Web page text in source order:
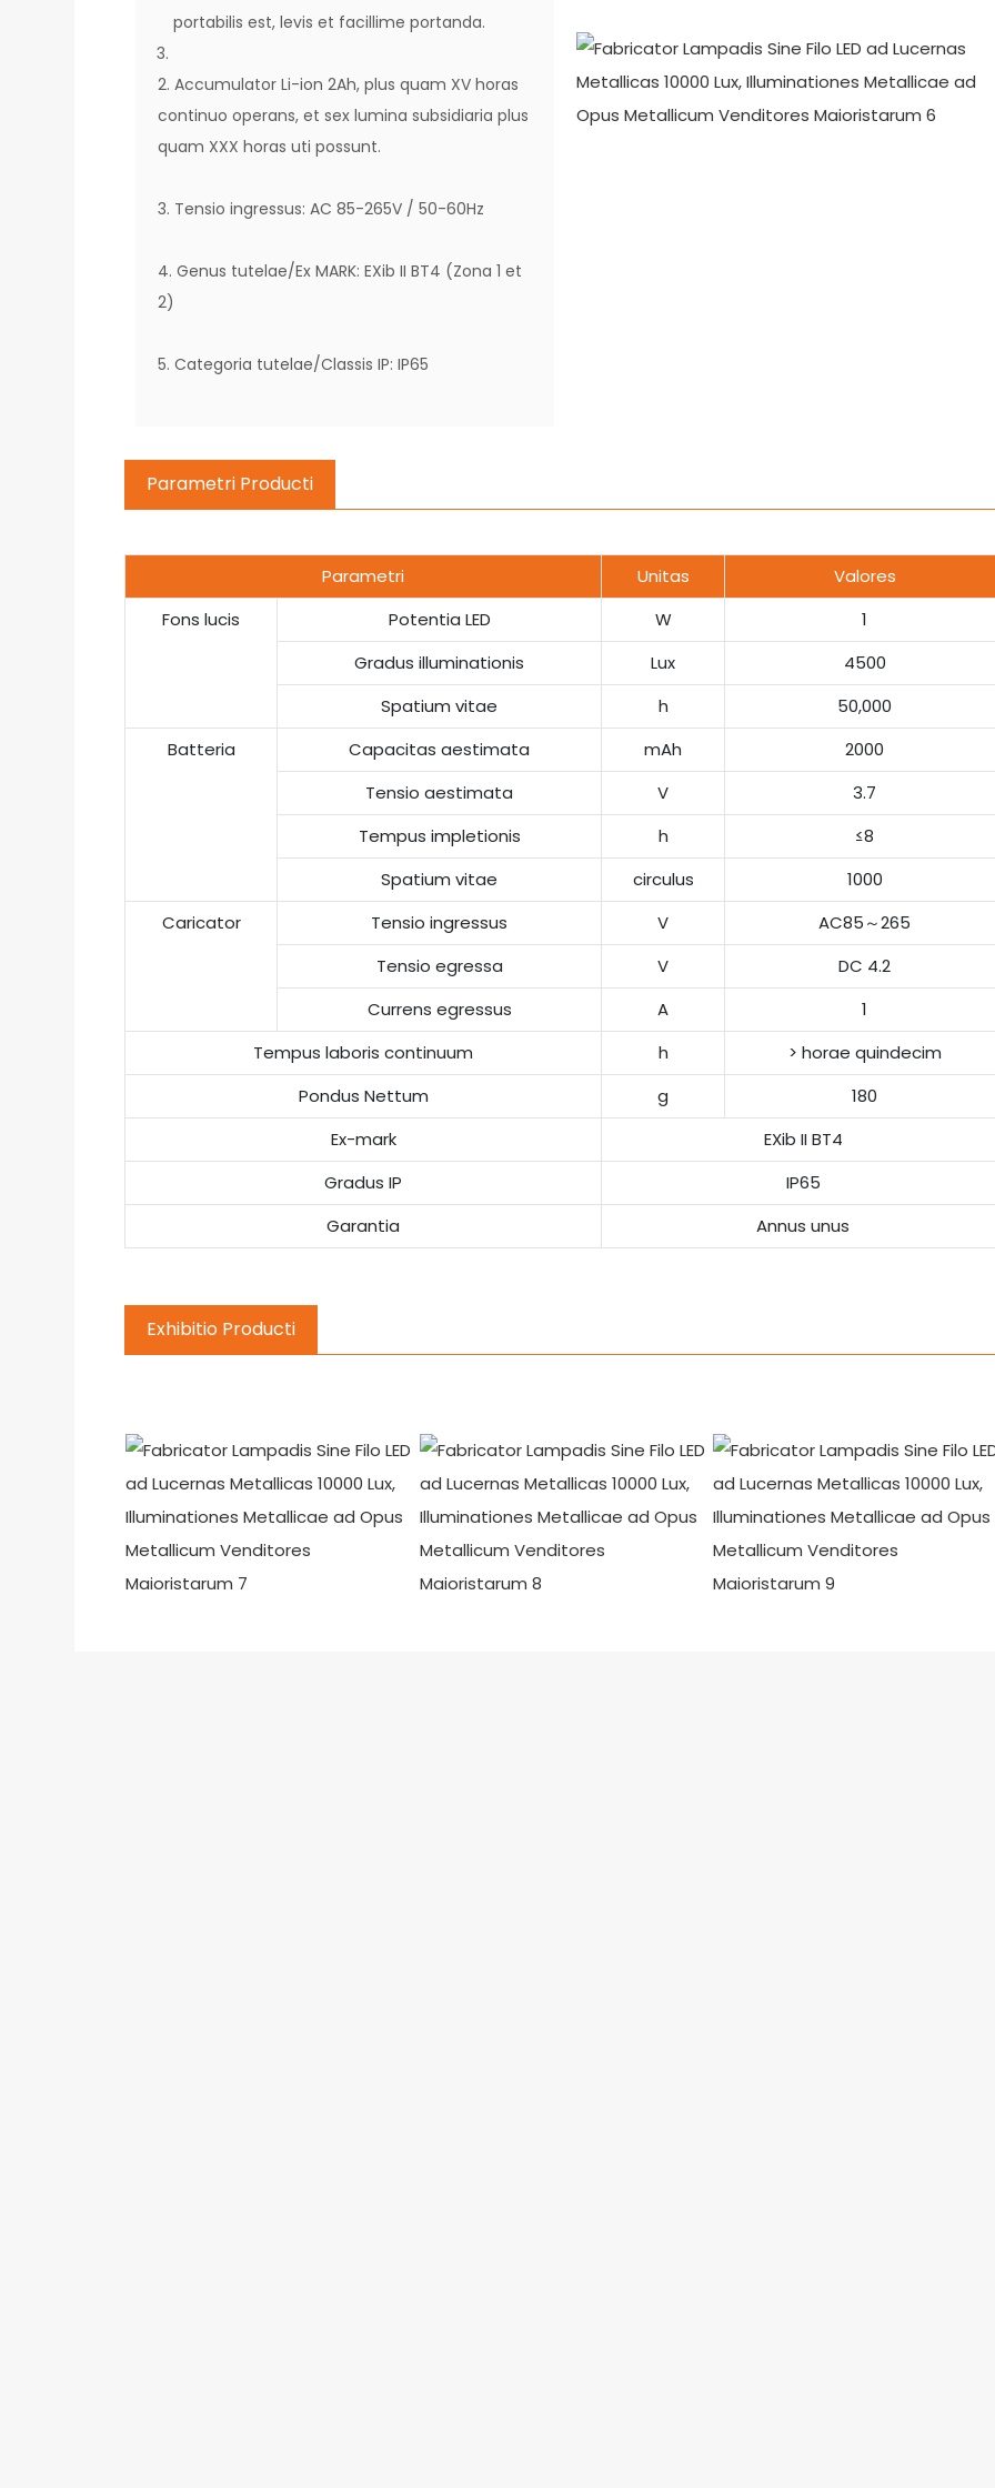
portabilis est, levis et facillime portanda.
2. Accumulator Li-ion 2Ah, plus quam XV horas
continuo operans, et sex lumina subsidiaria plus
quam XXX horas uti possunt.
3. Tensio ingressus: AC 85-265V / 50-60Hz
4. Genus tutelae/Ex MARK: EXib II BT4 (Zona 1 et
2)
5. Categoria tutelae/Classis IP: IP65
Parametri Producti
Parametri Unitas
Valores
Fons lucis
Potentia LED W
1
Gradus illuminationis
Lux
4500
Spatium vitae
h
50,000
Batteria
Capacitas aestimata mAh
2000
Tensio aestimata
V
3.7
Tempus impletionis
h
≤8
Spatium vitae
circulus
1000
Caricator
Tensio ingressus V
AC85～265
Tensio egressa
V
DC 4.2
Currens egressus
A
1
Tempus laboris continuum
h
> horae quindecim
Pondus Nettum
g
180
Ex-mark
EXib II BT4
Gradus IP
IP65
Garantia
Annus unus
Exhibitio Producti